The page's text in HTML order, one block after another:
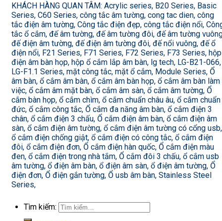
KHÁCH HÀNG QUAN TÂM: Acrylic series, B20 Series, Basic
Series, C60 Series, công tắc âm tường, cong tac dien, công
tắc điện âm tường, Công tắc điện đẹp, công tắc điện nổi,
tắc ổ cắm, đế âm tường, đế âm tường đôi, đế âm tường
đế điện âm tường, đế điện âm tường đôi, đế nổi vuông, đế ổ
điện nổi, F21 Series, F71 Series, F72 Series, F73 Series, hộp
điện âm bàn họp, hộp ổ cắm lắp âm bàn, lg tech, LG-B21-066,
LG-F1.1 Series, mặt công tắc, mặt ổ cắm, Module Series, Ổ
âm bàn, ổ cắm âm bàn, ổ cắm âm bàn họp, ổ cắm âm bàn làm
việc, ổ cắm âm mặt bàn, ổ cắm âm sàn, ổ cắm âm tường, Ổ
cắm bàn họp, ổ cắm chìm, ổ cắm chuẩn châu âu, ổ cắm chuẩn
đức, ổ cắm công tắc, Ổ cắm đa năng âm bàn, ổ cắm điện 3
chân, ổ cắm điện 3 chấu, Ổ cắm điện âm bàn, ổ cắm điện âm
sàn, ổ cắm điện âm tường, ổ cắm điện âm tường có cổng usb,
ổ cắm điện chống giật, ổ cắm điện có công tắc, ổ cắm điện
đôi, ổ cắm điện đơn, Ổ cắm điện hàn quốc, Ổ cắm điện màu
đen, ổ cắm điện trong nhà tắm, Ổ cắm đôi 3 chấu, ổ cắm usb
âm tường, ổ điện âm bàn, ổ điện âm sàn, ổ điện âm tường, Ổ
điện đơn, Ổ điện gắn tường, Ổ usb âm bàn, Stainless Steel
Series,
Tìm kiếm: